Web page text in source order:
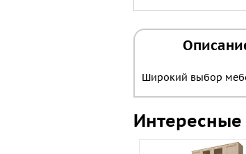
Широкий выбор
Интересные